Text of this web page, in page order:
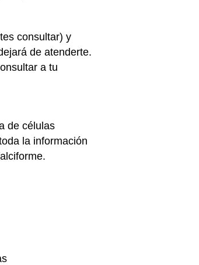
consultar) y
de atenderte.
a tu
de células
la información